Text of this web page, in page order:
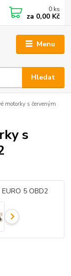
Menu
Hledat
0 ks
za 0,00 Kč
motorky s červeným
s